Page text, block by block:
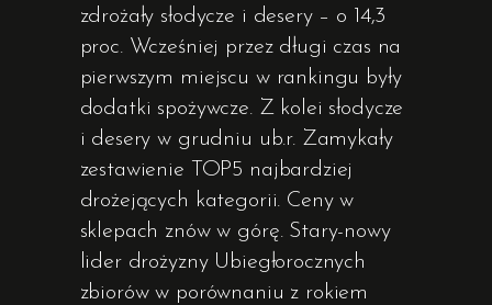
zdrożały słodycze i desery – o 14,3
proc. Wcześniej przez długi czas na
pierwszym miejscu w rankingu były
dodatki spożywcze. Z kolei słodycze
i desery w grudniu ub.r. Zamykały
zestawienie TOP5 najbardziej
drożejących kategorii. Ceny w
sklepach znów w górę. Stary-nowy
lider drożyzny Ubiegłorocznych
zbiorów w porównaniu z rokiem